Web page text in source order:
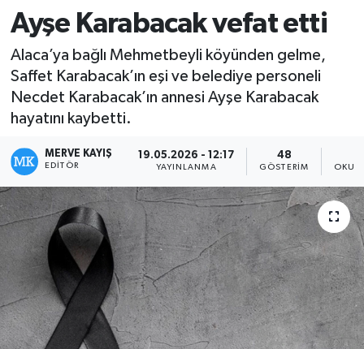
Ayşe Karabacak vefat etti
Alaca’ya bağlı Mehmetbeyli köyünden gelme,
Saffet Karabacak’ın eşi ve belediye personeli
Necdet Karabacak’ın annesi Ayşe Karabacak
hayatını kaybetti.
MERVE KAYIŞ
EDITÖR
19.05.2026 - 12:17
YAYINLANMA
48
GÖSTERIM